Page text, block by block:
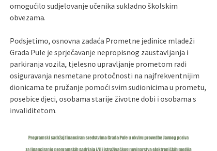
omogućilo sudjelovanje učenika sukladno školskim
obvezama.
Podsjetimo, osnovna zadaća Prometne jedinice mladeži
Grada Pule je sprječavanje nepropisnog zaustavljanja i
parkiranja vozila, tjelesno upravljanje prometom radi
osiguravanja nesmetane protočnosti na najfrekventnijim
dionicama te pružanje pomoći svim sudionicima u prometu,
posebice djeci, osobama starije životne dobi i osobama s
invaliditetom.